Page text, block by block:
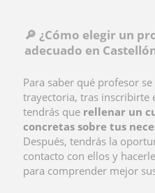
🔎 ¿Cómo elegir un
adecuado en
Para saber qué profesor
trayectoria, tras inscribirte
tendrás que rellenar un
concretas sobre tus
Después, tendrás la
contacto con ellos y
para comprender mejor